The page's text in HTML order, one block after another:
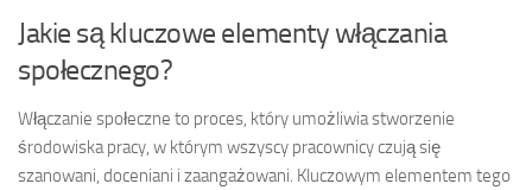
Jakie są kluczowe elementy włączania
społecznego?
Włączanie społeczne to proces, który umożliwia stworzenie
środowiska pracy, w którym wszyscy pracownicy czują się
szanowani, doceniani i zaangażowani. Kluczowym elementem tego